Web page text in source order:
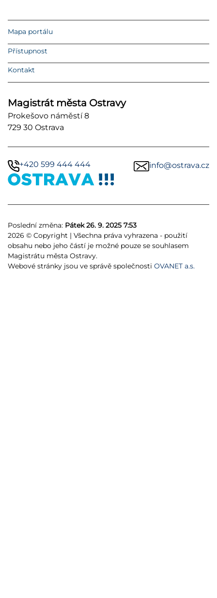
Mapa portálu
Přístupnost
Kontakt
Magistrát města Ostravy
Prokešovo náměstí 8
729 30 Ostrava
+420 599 444 444 info@ostrava.cz
Poslední změna: Pátek 26. 9. 2025 7:53
2026 © Copyright | Všechna práva vyhrazena - použití
obsahu nebo jeho částí je možné pouze se souhlasem
Magistrátu města Ostravy.
Webové stránky jsou ve správě společnosti OVANET a.s.